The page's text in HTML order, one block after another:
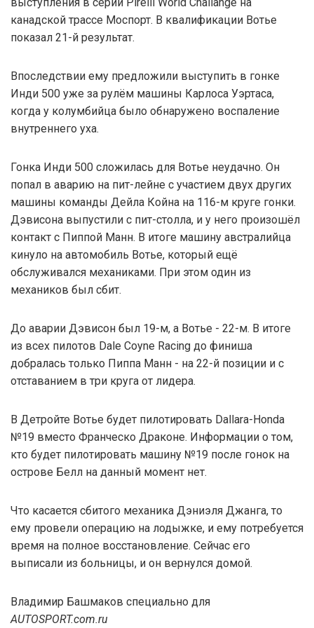
канадской трассе Моспорт. В квалификации Вотье
показал 21-й результат.
Впоследствии ему предложили выступить в гонке
Инди 500 уже за рулём машины Карлоса Уэртаса,
когда у колумбийца было обнаружено воспаление
внутреннего уха.
Гонка Инди 500 сложилась для Вотье неудачно. Он
попал в аварию на пит-лейне с участием двух других
машины команды Дейла Койна на 116-м круге гонки.
Дэвисона выпустили с пит-столла, и у него произошёл
контакт с Пиппой Манн. В итоге машину австралийца
кинуло на автомобиль Вотье, который ещё
обслуживался механиками. При этом один из
механиков был сбит.
До аварии Дэвисон был 19-м, а Вотье - 22-м. В итоге
из всех пилотов Dale Coyne Racing до финиша
добралась только Пиппа Манн - на 22-й позиции и с
отставанием в три круга от лидера.
В Детройте Вотье будет пилотировать Dallara-Honda
№19 вместо Франческо Драконе. Информации о том,
кто будет пилотировать машину №19 после гонок на
острове Белл на данный момент нет.
Что касается сбитого механика Дэниэля Джанга, то
ему провели операцию на лодыжке, и ему потребуется
время на полное восстановление. Сейчас его
выписали из больницы, и он вернулся домой.
Владимир Башмаков специально для
AUTOSPORT.com.ru